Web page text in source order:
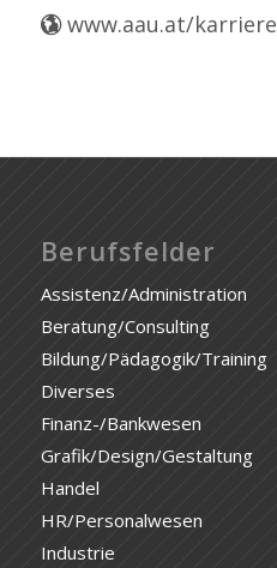
www.aau.at/karriere
Berufsfelder
Assistenz/Administration
Beratung/Consulting
Bildung/Pädagogik/Training
Diverses
Finanz-/Bankwesen
Grafik/Design/Gestaltung
Handel
HR/Personalwesen
Industrie